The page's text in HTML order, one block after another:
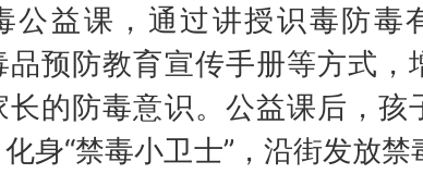
公益课，通过讲授识毒防毒
预防教育宣传手册等方式，
长的防毒意识。公益课后，孩
身“禁毒小卫士”，沿街发放禁